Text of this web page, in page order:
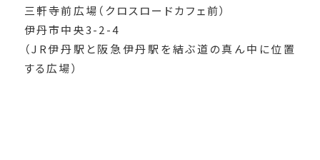
三軒寺前広場（クロスロードカフェ前）
伊丹市中央3-2-4
（JR伊丹駅と阪急伊丹駅を結ぶ道の真ん中に位置
する広場）